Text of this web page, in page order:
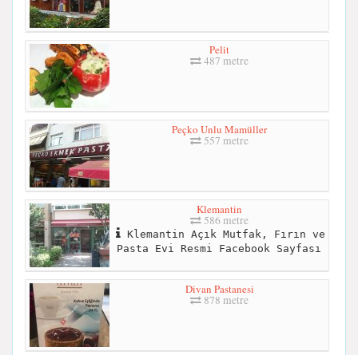
Pelit
487 metre
Peçko Unlu Mamüller
557 metre
Klemantin
586 metre
Klemantin Açık Mutfak, Fırın ve
Pasta Evi Resmi Facebook Sayfası
Divan Pastanesi
878 metre